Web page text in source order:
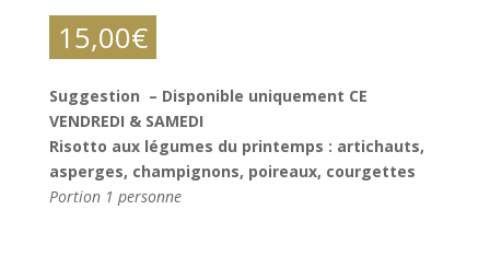
15,00€
Suggestion – Disponible uniquement CE
VENDREDI & SAMEDI
Risotto aux légumes du printemps : artichauts,
asperges, champignons, poireaux, courgettes
Portion 1 personne